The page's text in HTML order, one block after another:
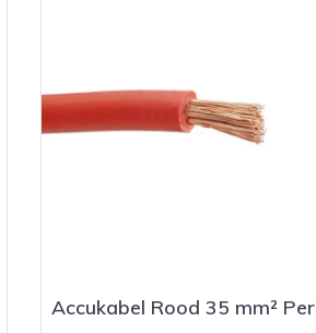
Accukabel Rood 35 mm² Per